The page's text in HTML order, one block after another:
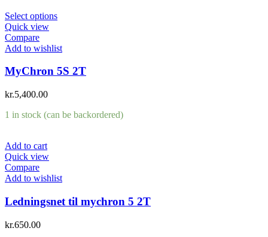
Select options
Quick view
Compare
Add to wishlist
MyChron 5S 2T
kr.5,400.00
1 in stock (can be backordered)
Add to cart
Quick view
Compare
Add to wishlist
Ledningsnet til mychron 5 2T
kr.650.00